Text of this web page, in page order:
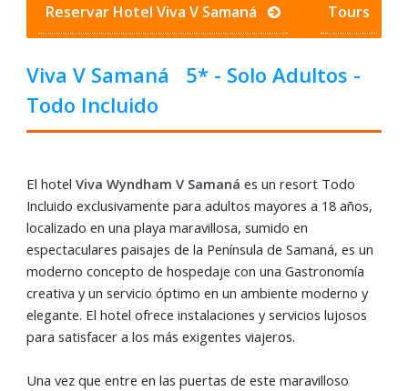
Reservar Hotel Viva V Samaná Tours
Viva V Samaná 5* - Solo Adultos -
Todo Incluido
El hotel Viva Wyndham V Samaná es un resort Todo
Incluido exclusivamente para adultos mayores a 18 años,
localizado en una playa maravillosa, sumido en
espectaculares paisajes de la Península de Samaná, es un
moderno concepto de hospedaje con una Gastronomía
creativa y un servicio óptimo en un ambiente moderno y
elegante. El hotel ofrece instalaciones y servicios lujosos
para satisfacer a los más exigentes viajeros.
Una vez que entre en las puertas de este maravilloso